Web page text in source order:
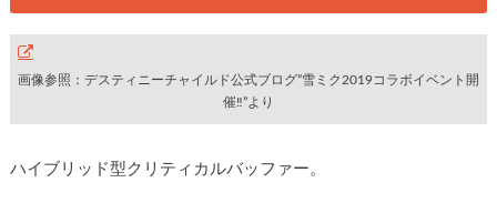
画像参照：デスティニーチャイルド公式ブログ”雪ミク2019コラボイベント開
催‼”より
ハイブリッド型クリティカルバッファー。